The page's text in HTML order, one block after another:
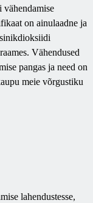
on ainulaadne ja
Vähendused
pangas ja need on
meie võrgustiku
lahendustesse,